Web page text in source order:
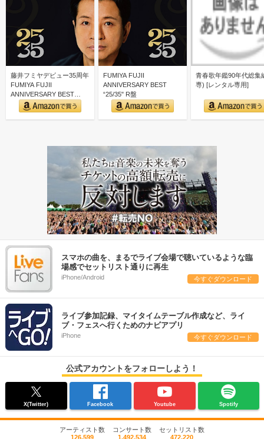
藤井フミヤデビュー35周年
FUMIYA FUJII
ANNIVERSARY BEST
“25/3…
FUMIYA FUJII
ANNIVERSARY BEST
“25/35" R盤
青春歌年鑑90年代総集
専) [レンタル専用]
スマホの曲を、まるでライブ会場で聴いているような臨
場感でセットリスト通りに再生
iPhone/Android 今すぐダウンロード
ライブ参加記録、マイタイムテーブル作成など、ライ
ブ・フェスへ行くためのナビアプリ
iPhone 今すぐダウンロード
公式アカウントをフォローしよう！
X(Twitter) Facebook Youtube Spotify
アーティスト数
126,599
コンサート数
1,492,534
セットリスト数
472,220